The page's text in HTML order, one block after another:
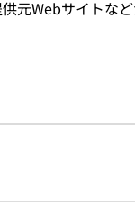
元Webサイトな